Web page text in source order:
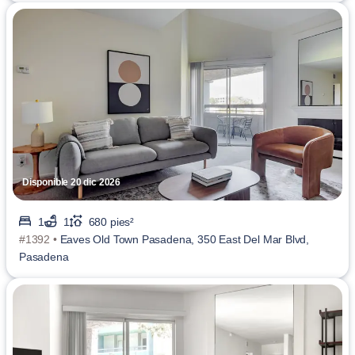
Disponible 20 dic 2026
1 1
680 pies²
#1392 • Eaves Old Town Pasadena, 350 East Del Mar Blvd,
Pasadena